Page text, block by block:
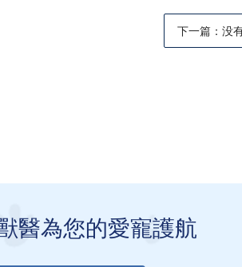
下一篇：没
醫為您的愛寵護航